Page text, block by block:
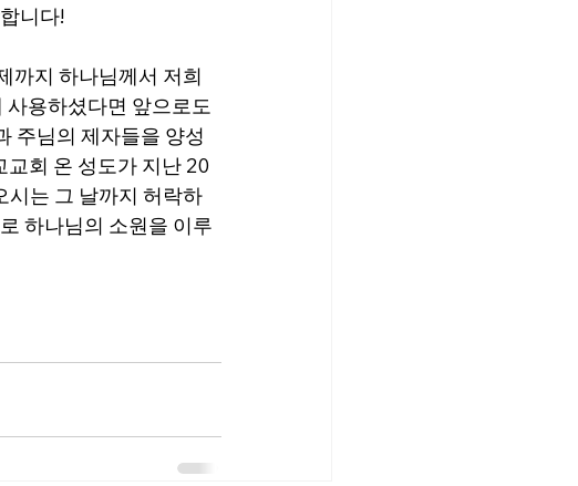
니다!
까지 하나님께서 저희
용하셨다면 앞으로도
주님의 제자들을 양성
교회 온 성도가 지난 20
는 그 날까지 허락하
하나님의 소원을 이루